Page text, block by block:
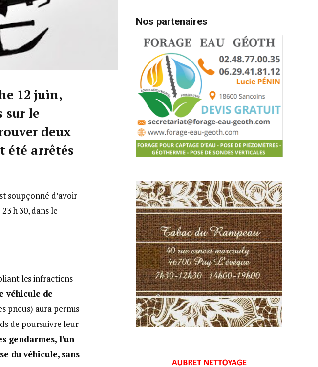
12 juin,
sur le
deux
été arrêtés
soupçonné d’avoir
h 30, dans le
les infractions
véhicule de
pneus) aura permis
de poursuivre leur
gendarmes, l’un
du véhicule, sans
Nos partenaires